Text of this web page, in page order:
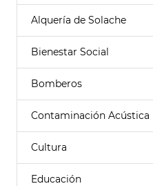
Alquería de Solache
Bienestar Social
Bomberos
Contaminación Acústica
Cultura
Educación